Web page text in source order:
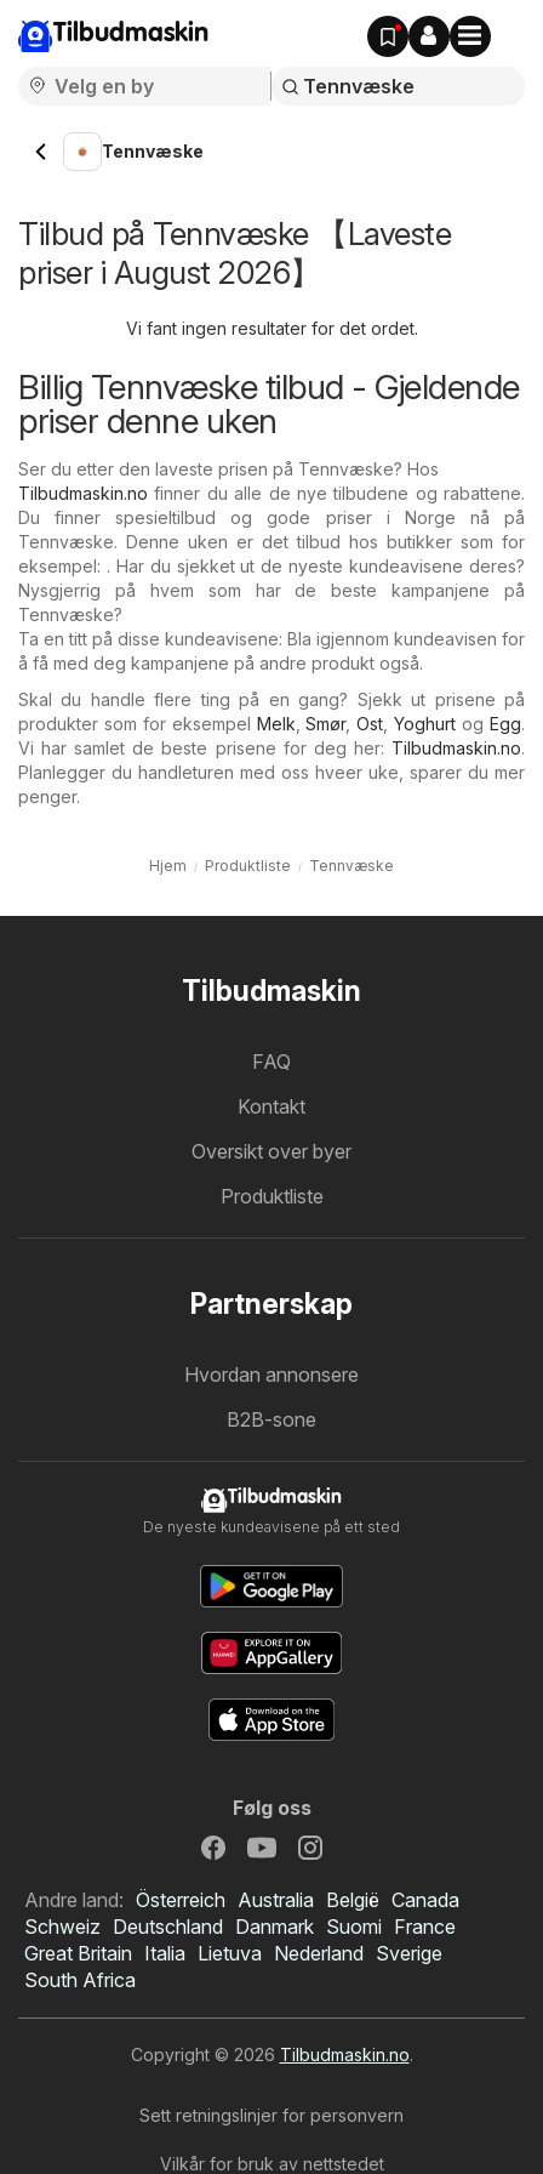
Tilbudmaskin
Tennvæske
Tilbud på Tennvæske 【Laveste
priser i August 2026】
Vi fant ingen resultater for det ordet.
Billig Tennvæske tilbud - Gjeldende
priser denne uken
Ser du etter den laveste prisen på Tennvæske? Hos
Tilbudmaskin.no finner du alle de nye tilbudene og rabattene.
Du finner spesieltilbud og gode priser i Norge nå på
Tennvæske. Denne uken er det tilbud hos butikker som for
eksempel: . Har du sjekket ut de nyeste kundeavisene deres?
Nysgjerrig på hvem som har de beste kampanjene på
Tennvæske?
Ta en titt på disse kundeavisene: Bla igjennom kundeavisen for
å få med deg kampanjene på andre produkt også.
Skal du handle flere ting på en gang? Sjekk ut prisene på
produkter som for eksempel Melk ,Smør,Ost ,Yoghurt ogEgg.
Vi har samlet de beste prisene for deg her: Tilbudmaskin.no.
Planlegger du handleturen med oss hveer uke, sparer du mer
penger.
Hjem Produktliste Tennvæske
Tilbudmaskin
FAQ
Kontakt
Oversikt over byer
Produktliste
Partnerskap
Hvordan annonsere
B2B-sone
Tilbudmaskin
De nyeste kundeavisene på ett sted
Følg oss
Andre land: Österreich Australia België Canada
Schweiz Deutschland Danmark Suomi France
Great Britain Italia Lietuva Nederland Sverige
South Africa
Copyright © 2026 Tilbudmaskin.no.
Sett retningslinjer for personvern
Vilkår for bruk av nettstedet